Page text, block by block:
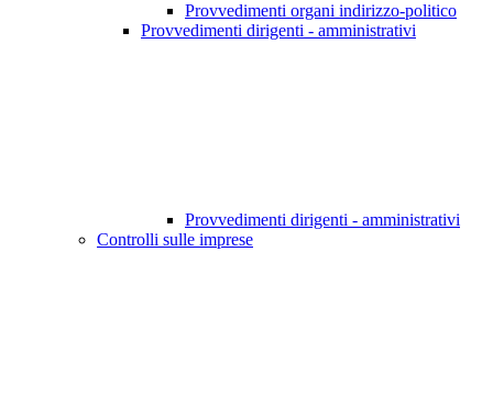
Provvedimenti organi indirizzo-politico
Provvedimenti dirigenti - amministrativi
Provvedimenti dirigenti - amministrativi
Controlli sulle imprese